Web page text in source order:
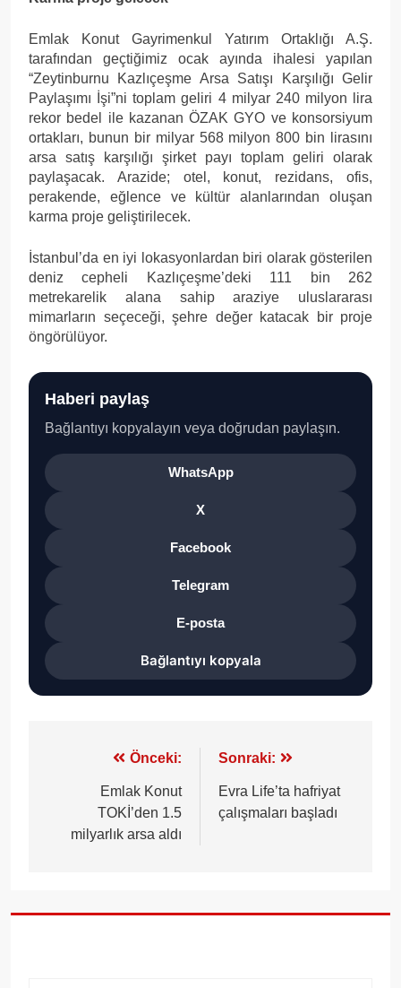
Emlak Konut Gayrimenkul Yatırım Ortaklığı A.Ş.
tarafından geçtiğimiz ocak ayında ihalesi yapılan
“Zeytinburnu Kazlıçeşme Arsa Satışı Karşılığı Gelir
Paylaşımı İşi”ni toplam geliri 4 milyar 240 milyon lira
rekor bedel ile kazanan ÖZAK GYO ve konsorsiyum
ortakları, bunun bir milyar 568 milyon 800 bin lirasını
arsa satış karşılığı şirket payı toplam geliri olarak
paylaşacak. Arazide; otel, konut, rezidans, ofis,
perakende, eğlence ve kültür alanlarından oluşan
karma proje geliştirilecek.
İstanbul’da en iyi lokasyonlardan biri olarak gösterilen
deniz cepheli Kazlıçeşme’deki 111 bin 262
metrekarelik alana sahip araziye uluslararası
mimarların seçeceği, şehre değer katacak bir proje
öngörülüyor.
Haberi paylaş
Bağlantıyı kopyalayın veya doğrudan paylaşın.
WhatsApp
X
Facebook
Telegram
E-posta
Bağlantıyı kopyala
gezinmesi
Önceki:
Emlak Konut
TOKİ’den 1.5
milyarlık arsa aldı
Sonraki:
Evra Life’ta hafriyat
çalışmaları başladı